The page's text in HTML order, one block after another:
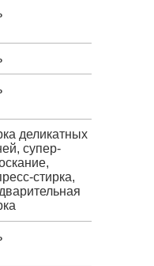
деликатных
супер-
стирка,